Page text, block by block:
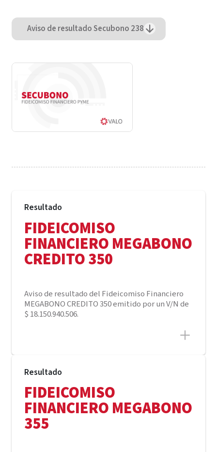
Aviso de resultado Secubono 238
Resultado
FIDEICOMISO
FINANCIERO MEGABONO
CREDITO 350
Aviso de resultado del Fideicomiso Financiero
MEGABONO CREDITO 350 emitido por un V/N de
$ 18.150.940.506.
Resultado
FIDEICOMISO
FINANCIERO MEGABONO
355